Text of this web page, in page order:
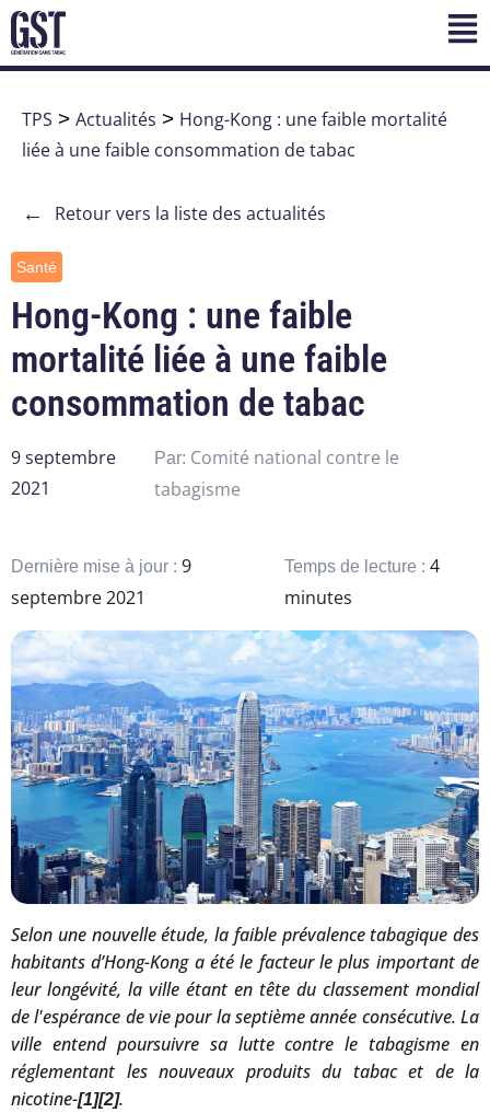
TPS > Actualités > Hong-Kong : une faible mortalité
liée à une faible consommation de tabac
← Retour vers la liste des actualités
Santé
Hong-Kong : une faible
mortalité liée à une faible
consommation de tabac
9 septembre
2021
Par: Comité national contre le
tabagisme
Dernière mise à jour : 9
septembre 2021
Temps de lecture : 4
minutes
Selon une nouvelle étude, la faible prévalence tabagique des
habitants d’Hong-Kong a été le facteur le plus important de
leur longévité, la ville étant en tête du classement mondial
de l'espérance de vie pour la septième année consécutive. La
ville entend poursuivre sa lutte contre le tabagisme en
réglementant les nouveaux produits du tabac et de la
nicotine-[1][2].